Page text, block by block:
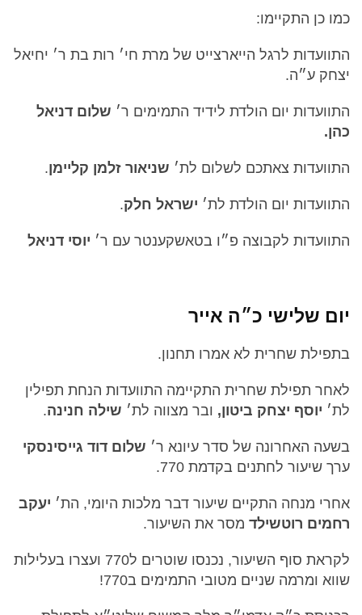
כמו כן התקיימו:
התוועדות לרגל הייארצייט של מרת חי׳ רות בת ר׳ יחיאל
יצחק ע״ה.
התוועדות יום הולדת לידיד התמימים ר׳ שלום דניאל
כהן.
התוועדות צאתכם לשלום לת׳ שניאור זלמן קליימן.
התוועדות יום הולדת לת׳ ישראל חלק.
התוועדות לקבוצה פ״ו בטאשקענטר עם ר׳ יוסי דניאל
יום שלישי כ״ה אייר
בתפילת שחרית לא אמרו תחנון.
לאחר תפילת שחרית התקיימה התוועדות הנחת תפילין
לת׳ יוסף יצחק ביטון, ובר מצווה לת׳ שילה חנינה.
בשעה האחרונה של סדר עיונא ר׳ שלום דוד גייסינסקי
ערך שיעור לחתנים בקדמת 770.
אחרי מנחה התקיים שיעור דבר מלכות היומי, הת׳ יעקב
רחמים רוטשילד מסר את השיעור.
לקראת סוף השיעור, נכנסו שוטרים ל770 ועצרו בעלילות
שווא ומרמה שניים מטובי התמימים ב770!